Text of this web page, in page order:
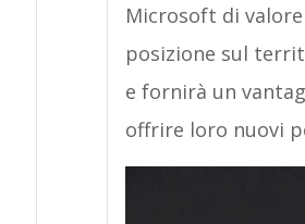
Microsoft di
posizione sul
e fornirà un
offrire loro nuovi